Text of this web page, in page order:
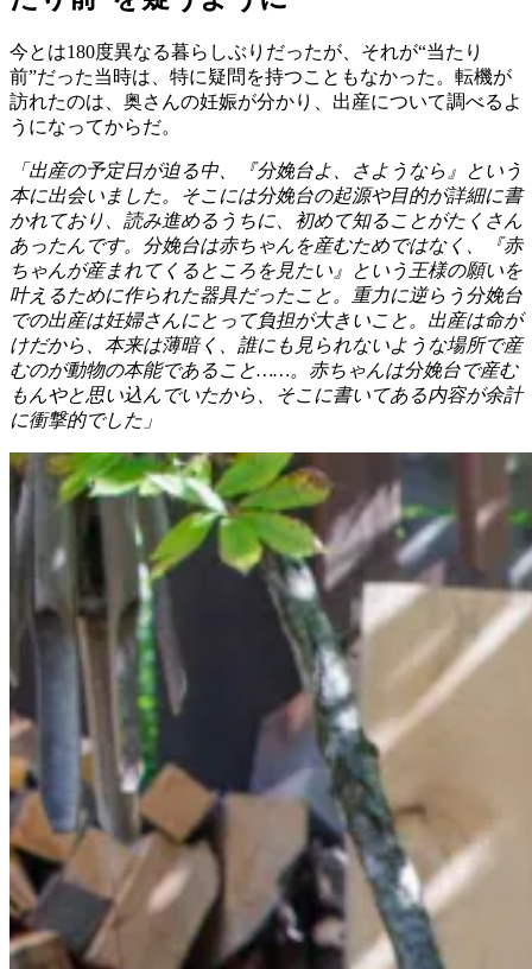
今とは180度異なる暮らしぶりだったが、それが“当たり
前”だった当時は、特に疑問を持つこともなかった。転機が
訪れたのは、奥さんの妊娠が分かり、出産について調べるよ
うになってからだ。
「出産の予定日が迫る中、『分娩台よ、さようなら』という
本に出会いました。そこには分娩台の起源や目的が詳細に書
かれており、読み進めるうちに、初めて知ることがたくさん
あったんです。分娩台は赤ちゃんを産むためではなく、『赤
ちゃんが産まれてくるところを見たい』という王様の願いを
叶えるために作られた器具だったこと。重力に逆らう分娩台
での出産は妊婦さんにとって負担が大きいこと。出産は命が
けだから、本来は薄暗く、誰にも見られないような場所で産
むのが動物の本能であること……。赤ちゃんは分娩台で産む
もんやと思い込んでいたから、そこに書いてある内容が余計
に衝撃的でした」